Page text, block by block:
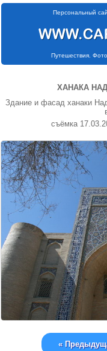
Персональный
Путешествия.
ХАНАКА
Здание и фасад ханаки
съёмка
«